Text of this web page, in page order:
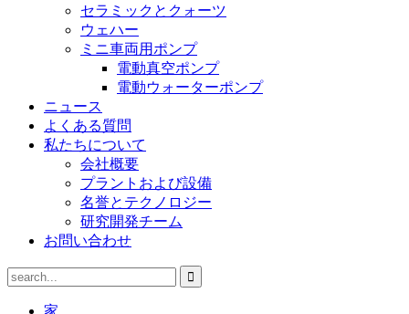
セラミックとクォーツ
ウェハー
ミニ車両用ポンプ
電動真空ポンプ
電動ウォーターポンプ
ニュース
よくある質問
私たちについて
会社概要
プラントおよび設備
名誉とテクノロジー
研究開発チーム
お問い合わせ
家